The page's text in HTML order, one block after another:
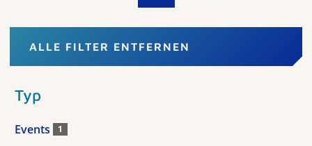
ALLE FILTER ENTFERNEN
Typ
Events 1